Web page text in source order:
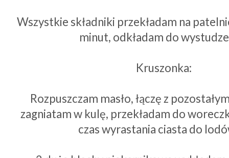
Wszystkie składniki przekładam na
minut, odkładam do
Kruszonka:
Rozpuszczam masło, łączę z
zagniatam w kulę, przekładam do
czas wyrastania ciasta do